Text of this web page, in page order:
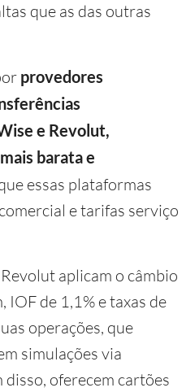
que as das outras
provedores
e Revolut,
barata e
essas plataformas
e tarifas serviço
aplicam o câmbio
IOF de 1,1% e taxas de
operações, que
simulações via
oferecem cartões